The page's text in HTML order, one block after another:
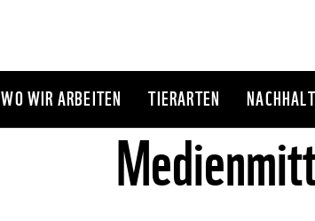
WO WIR ARBEITEN TIERARTEN